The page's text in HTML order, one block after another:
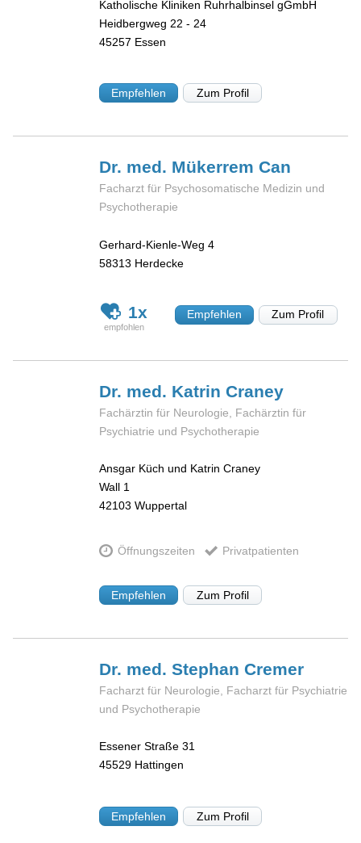
Katholische Kliniken Ruhrhalbinsel gGmbH
Heidbergweg 22 - 24
45257 Essen
Empfehlen Zum Profil
Dr. med. MükerremCan
Facharzt für Psychosomatische Medizin und
Psychotherapie
Gerhard-Kienle-Weg 4
58313 Herdecke
1x Empfehlen Zum Profil
Dr. med. KatrinCraney
Fachärztin für Neurologie, Fachärztin für
Psychiatrie und Psychotherapie
Ansgar Küch und Katrin Craney
Wall 1
42103 Wuppertal
Öffnungszeiten Privatpatienten
Empfehlen Zum Profil
Dr. med. StephanCremer
Facharzt für Neurologie, Facharzt für Psychiatrie
und Psychotherapie
Essener Straße 31
45529 Hattingen
Empfehlen Zum Profil